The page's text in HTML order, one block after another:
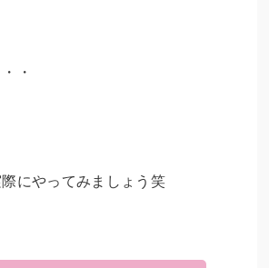
・
にやってみましょう笑